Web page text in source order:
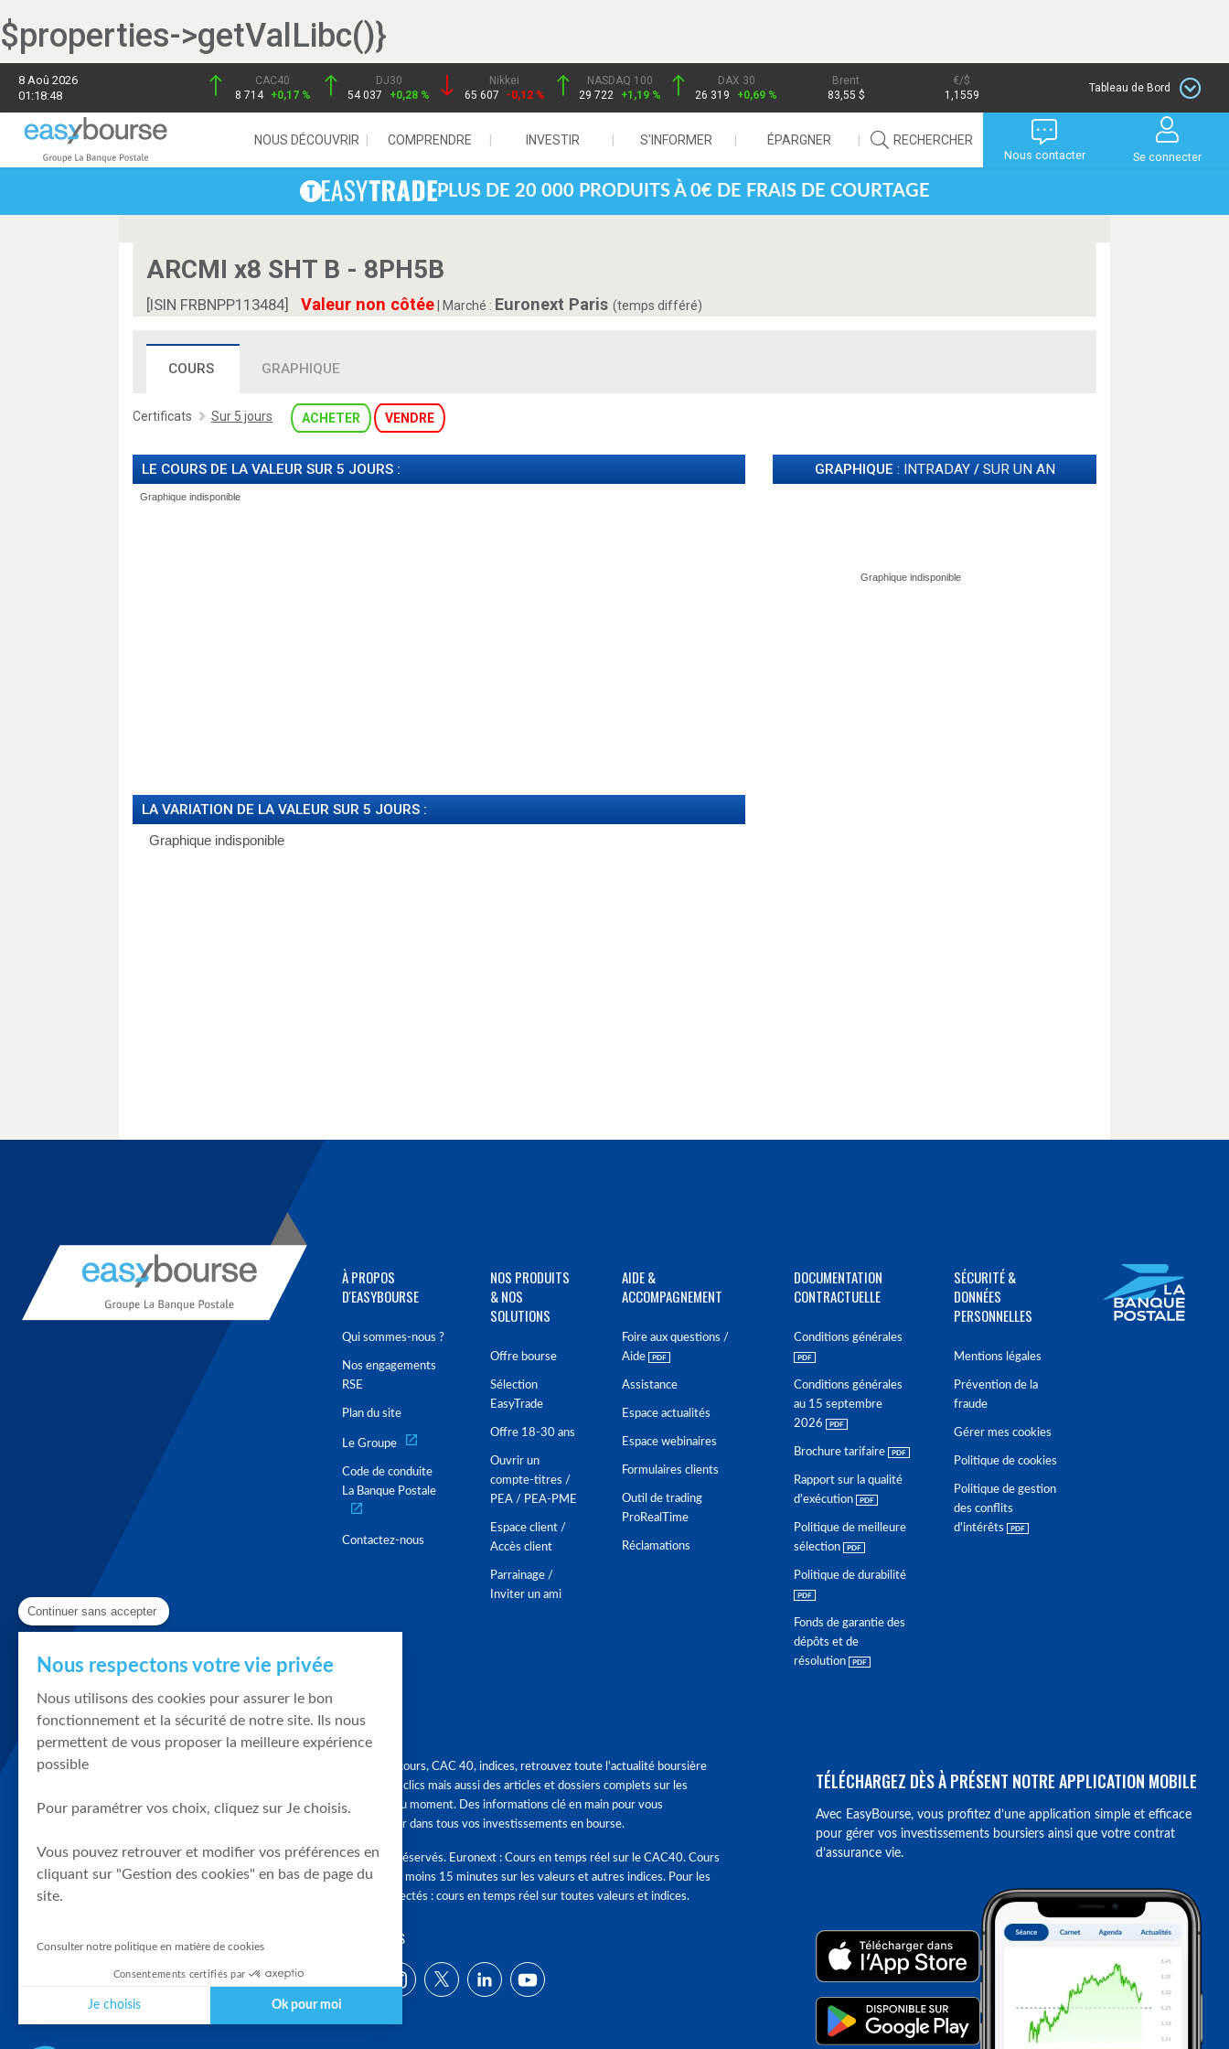
$properties->getValLibc()}
8 Aoû 2026
01:18:48
CAC40
8 714 +0,17 %
DJ30
54 037
+0,28 %
Nikkei
65 607
-0,12 %
NASDAQ 100
29 722
+1,19 %
DAX 30
26 319
+0,69 %
Brent
83,55 $
/$
1,1559
Tableau de Bord
NOUS DÉCOUVRIR COMPRENDRE INVESTIR S'INFORMER ÉPARGNER RECHERCHER
Nous contacter Se connecter
PLUS DE 20 000 PRODUITS À 0€ DE FRAIS DE COURTAGE
ARCMI x8 SHT B - 8PH5B
[ISIN FRBNPP113484] Valeur non côtée Marché : Euronext Paris (temps différé)
COURS GRAPHIQUE
Certificats Sur 5 jours ACHETER VENDRE
LE COURS DE LA VALEUR SUR 5 JOURS :
LA VARIATION DE LA VALEUR SUR 5 JOURS :
GRAPHIQUE : INTRADAY/ SUR UN AN
À PROPOS
D'EASYBOURSE
Qui sommes-nous ?
Nos engagements
RSE
Plan du site
Le Groupe
Code de conduite
La Banque Postale
Contactez-nous
NOS PRODUITS
& NOS
SOLUTIONS
Offre bourse
Sélection
EasyTrade
Offre 18-30 ans
Ouvrir un
compte-titres /
PEA / PEA-PME
Espace client /
Accès client
Parrainage /
Inviter un ami
AIDE &
ACCOMPAGNEMENT
Foire aux questions /
Aide
Assistance
Espace actualités
Espace webinaires
Formulaires clients
Outil de trading
ProRealTime
Réclamations
DOCUMENTATION
CONTRACTUELLE
Conditions générales
Conditions générales
au 15 septembre
2026
Brochure tarifaire
Rapport sur la qualité
d'exécution
Politique de meilleure
sélection
Politique de durabilité
Fonds de garantie des
dépôts et de
résolution
SÉCURITÉ &
DONNÉES
PERSONNELLES
Mentions légales
Prévention de la
fraude
Gérer mes cookies
Politique de cookies
Politique de gestion
des conflits
d'intérêts
Graphique, cours, CAC 40, indices, retrouvez toute l'actualité boursière
en quelques clics mais aussi des articles et dossiers complets sur les
tendances du moment. Des informations clé en main pour vous
accompagner dans tous vos investissements en bourse.
Tous droits réservés. Euronext : Cours en temps réel sur le CAC40. Cours
différés d'au moins 15 minutes sur les valeurs et autres indices. Pour les
clients connectés : cours en temps réel sur toutes valeurs et indices.
SUIVEZ-NOUS
TÉLÉCHARGEZ DÈS À PRÉSENT NOTRE APPLICATION MOBILE
Avec EasyBourse, vous profitez d’une application simple et efficace
pour gérer vos investissements boursiers ainsi que votre contrat
d’assurance vie.
Continuer sans accepter
Nous respectons votre vie privée
Nous utilisons des cookies pour assurer le bon
fonctionnement et la sécurité de notre site. Ils nous
permettent de vous proposer la meilleure expérience
possible
Pour paramétrer vos choix, cliquez sur Je choisis.
Vous pouvez retrouver et modifier vos préférences en
cliquant sur "Gestion des cookies" en bas de page du
site.
Consulter notre politique en matière de cookies
Consentements certifiés par
Je choisis Ok pour moi